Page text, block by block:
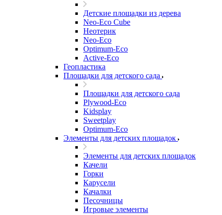
Детские площадки из дерева
Neo-Eco Cube
Неотерик
Neo-Eco
Оptimum-Еco
Active-Eco
Геопластика
Площадки для детского сада
Площадки для детского сада
Plywood-Eco
Kidsplay
Sweetplay
Оptimum-Еco
Элементы для детских площадок
Элементы для детских площадок
Качели
Горки
Карусели
Качалки
Песочницы
Игровые элементы